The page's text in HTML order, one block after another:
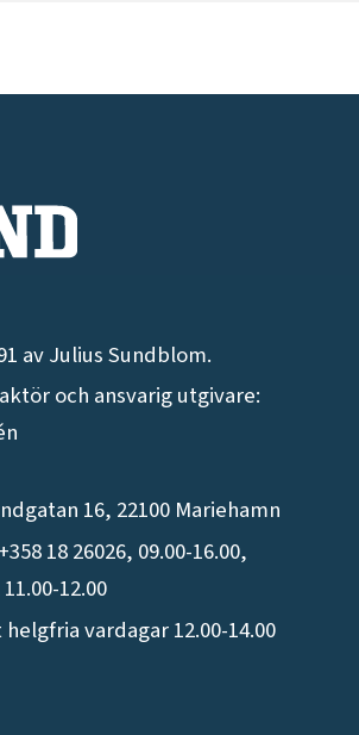
av Julius Sundblom.
och ansvarig utgivare:
16, 22100 Mariehamn
18 26026, 09.00-16.00,
12.00
vardagar 12.00-14.00